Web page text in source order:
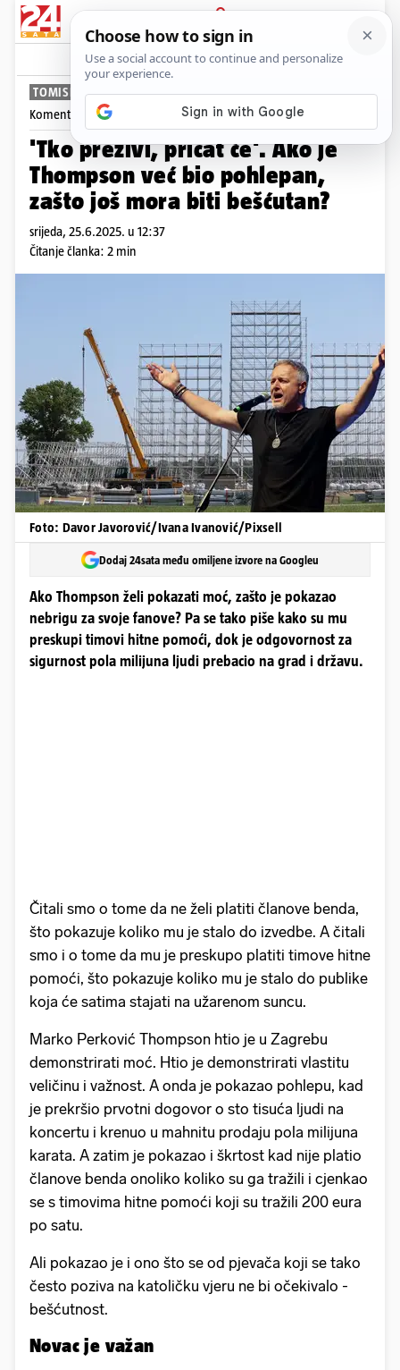
PRIJAVA
News Komentari
TOMISLAV KLAUŠKI
Komentira Tomislav Klauški
'Tko preživi, pričat će'. Ako je
Thompson već bio pohlepan,
zašto još mora biti bešćutan?
srijeda, 25.6.2025. u 12:37
Čitanje članka: 2 min
Foto: Davor Javorović/Ivana Ivanović/Pixsell
Dodaj 24sata među omiljene izvore na Googleu
Ako Thompson želi pokazati moć, zašto je pokazao
nebrigu za svoje fanove? Pa se tako piše kako su mu
preskupi timovi hitne pomoći, dok je odgovornost za
sigurnost pola milijuna ljudi prebacio na grad i državu.
Čitali smo o tome da ne želi platiti članove benda,
što pokazuje koliko mu je stalo do izvedbe. A čitali
smo i o tome da mu je preskupo platiti timove hitne
pomoći, što pokazuje koliko mu je stalo do publike
koja će satima stajati na užarenom suncu.
Marko Perković Thompson htio je u Zagrebu
demonstrirati moć. Htio je demonstrirati vlastitu
veličinu i važnost. A onda je pokazao pohlepu, kad
je prekršio prvotni dogovor o sto tisuća ljudi na
koncertu i krenuo u mahnitu prodaju pola milijuna
karata. A zatim je pokazao i škrtost kad nije platio
članove benda onoliko koliko su ga tražili i cjenkao
se s timovima hitne pomoći koji su tražili 200 eura
po satu.
Ali pokazao je i ono što se od pjevača koji se tako
često poziva na katoličku vjeru ne bi očekivalo -
bešćutnost.
Novac je važan